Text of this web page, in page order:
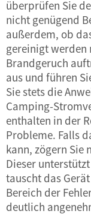
überprüfen Sie
nicht genügend
außerdem, ob
gereinigt werden
Brandgeruch
aus und führen
Sie stets die
Camping-
enthalten in der
Probleme. Falls
kann, zögern Sie
Dieser
tauscht das
Bereich der
deutlich